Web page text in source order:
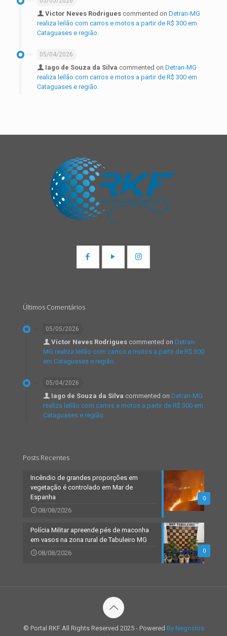
Victor Neves Rodrigues commented on Detran-MG
realiza leilão com carros e motos a partir de R$ 300 em
Cataguases e região.
05/04/2026
Iago de Souza da Silva commented on Detran-MG
realiza leilão com carros e motos a partir de R$ 300 em
Cataguases e região.
Últimos Comentários
05/05/2026
Victor Neves Rodrigues commented on Detran-
MG realiza leilão com carros e motos a partir de R$ 300
em Cataguases e região.
05/04/2026
Iago de Souza da Silva commented on Detran-MG
realiza leilão com carros e motos a partir de R$ 300 em
Cataguases e região.
Posts Recentes
0
Incêndio de grandes proporções em
vegetação é controlado em Mar de
Espanha
08/08/2026
0
Polícia Militar apreende pés de maconha
em vasos na zona rural de Tabuleiro MG
08/08/2026
© Portal RKF All Rights Reserved 2025 - Powered By Negocios